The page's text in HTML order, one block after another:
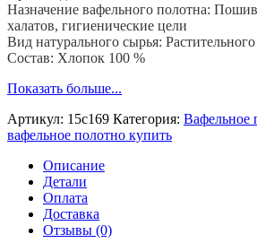
100%,
клетка
7*7мм,
рулон
м
Назначение вафельного полотна: Пошив
халатов, гигиенические цели
Вид натурального сырья:
Состав: Хлопок 100 %
Показать больше...
Артикул: 15с169 Категория: Вафельное
вафельное полотно купить
Описание
Детали
Оплата
Доставка
Отзывы (0)